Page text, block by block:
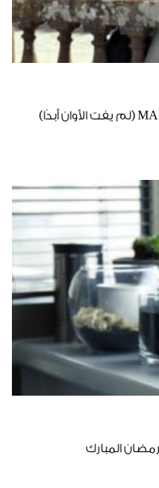
Protected: الحملة الإعلانية MAI TROPPO (لم يفت الأوان أبدًا)
المبارك